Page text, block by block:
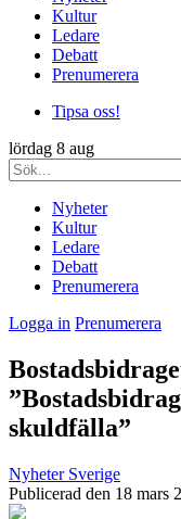
Kultur
Ledare
Debatt
Prenumerera
Tipsa oss!
lördag 8 aug
Nyheter
Kultur
Ledare
Debatt
Prenumerera
Logga in Prenumerera
skuldfälla”
Nyheter Sverige
Publicerad den 18 mars